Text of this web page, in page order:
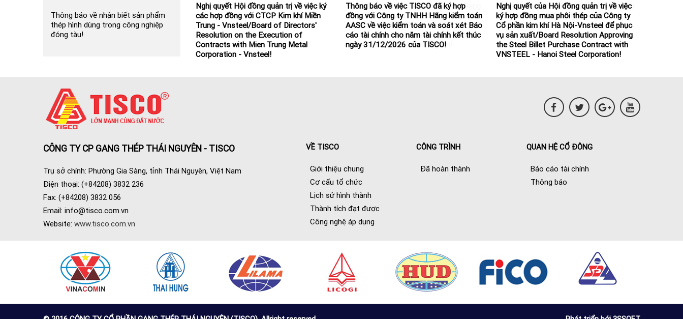
Thông báo về nhận biết sản phẩm
thép hình dùng trong công nghiệp
đóng tàu!
Thông báo thay đổi nhân sự!
Ngày 20/5/2026 Công ty Cổ phần Gang
thép Thái Nguyên nhận được Công văn
số 1581/CV-CSĐT-P4 ngày 15/5/2026
của Cơ quan CS điều tra - Bộ CA về việc
khởi tố, bắt bị can để tam giam!
Thông báo mời họp và CBTT Tài liệu họp
Đại hội đồng cổ đông (bổ sung)!
CÔNG TY CP GANG THÉP THÁI NGUYÊN - TISCO
Trụ sở chính: Phường Gia Sàng, tỉnh Thái Nguyên, Việt Nam
Điện thoại: (+84208) 3832 236
Fax: (+84208) 3832 056
Email: info@tisco.com.vn
Website: www.tisco.com.vn
VỀ TISCO
Giới thiệu chung
Cơ cấu tổ chức
Lịch sử hình thành
Thành tích đạt được
Công nghệ áp dụng
CÔNG TRÌNH
Đã hoàn thành
QUAN HỆ CỔ ĐÔNG
Báo cáo tài chính
Thông báo